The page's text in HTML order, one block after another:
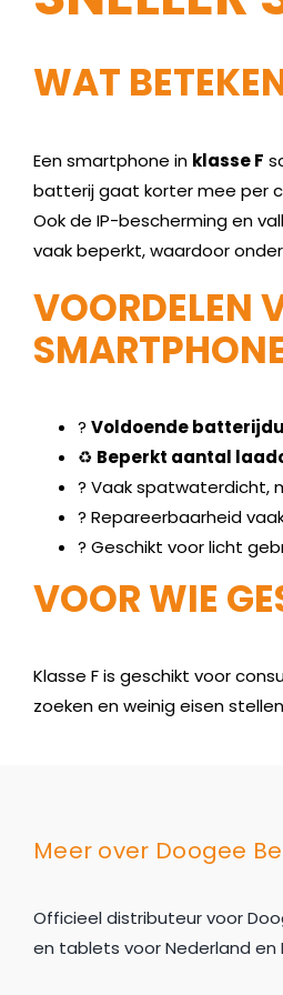
WAT
Een smartphone in klasse F
batterij gaat korter mee per
Ook de IP-bescherming en
vaak beperkt, waardoor
VOORDELEN
? Voldoende
♻️ Beperkt aantal
? Vaak spatwaterdicht,
? Repareerbaarheid
? Geschikt voor licht
VOOR WIE
Klasse F is geschikt voor
zoeken en weinig eisen
Meer over Doogee
Officieel distributeur voor
en tablets voor Nederland en